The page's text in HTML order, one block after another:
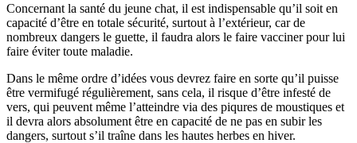
Concernant la santé du jeune chat, il est indispensable qu’il soit en
capacité d’être en totale sécurité, surtout à l’extérieur, car de
nombreux dangers le guette, il faudra alors le faire vacciner pour lui
faire éviter toute maladie.
Dans le même ordre d’idées vous devrez faire en sorte qu’il puisse
être vermifugé régulièrement, sans cela, il risque d’être infesté de
vers, qui peuvent même l’atteindre via des piqures de moustiques et
il devra alors absolument être en capacité de ne pas en subir les
dangers, surtout s’il traîne dans les hautes herbes en hiver.